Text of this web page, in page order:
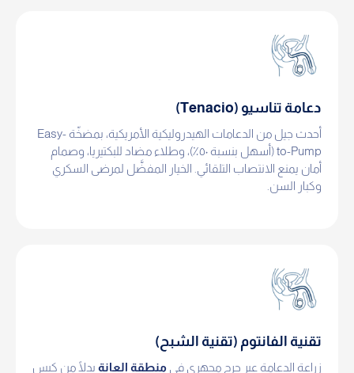
دعامة تناسيو (Tenacio)
أحدث جيل من الدعامات الهيدروليكية الأمريكية، بمضخّة Easy-
to-Pump (أسهل بنسبة ٥٠٪)، وطلاء مضاد للبكتيريا، وصمام
أمان يمنع الانتصاب التلقائي. الخيار المفضَّل لمرضى السكري
وكبار السن.
تقنية الفانتوم (تقنية الشبح)
زراعة الدعامة عبر جرح مجهري في منطقة العانة بدلًا من كيس